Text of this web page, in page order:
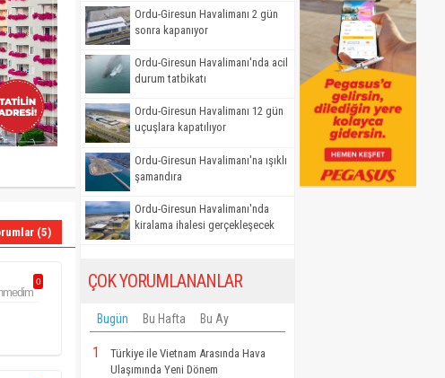
(5)
0
Ordu-Giresun Havalimanı 2 gün
sonra kapanıyor
Ordu-Giresun Havalimanı'nda acil
durum tatbikatı
Ordu-Giresun Havalimanı 12 gün
uçuşlara kapatılıyor
Ordu-Giresun Havalimanı'na ışıklı
şamandıra
Ordu-Giresun Havalimanı'nda
kiralama ihalesi gerçekleşecek
ÇOK YORUMLANANLAR
Bugün Bu Hafta Bu Ay
1
Türkiye ile Vietnam Arasında Hava
Ulaşımında Yeni Dönem